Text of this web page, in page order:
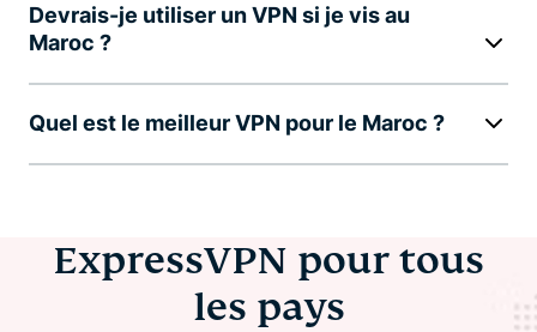
Devrais-je utiliser un VPN si je vis au
Maroc ?
Quel est le meilleur VPN pour le Maroc ?
ExpressVPN pour tous
les pays